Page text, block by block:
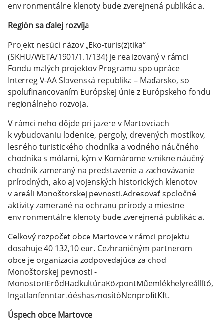
environmentálne klenoty bude zverejnená publikácia.
Región sa ďalej rozvíja
Projekt nesúci názov „Eko-turis(z)tika“
(SKHU/WETA/1901/1.1/134) je realizovaný v rámci
Fondu malých projektov Programu spolupráce
Interreg V-AA Slovenská republika – Maďarsko, so
spolufinancovaním Európskej únie z Európskeho fondu
regionálneho rozvoja.
V rámci neho dôjde pri jazere v Martovciach
k vybudovaniu lodenice, pergoly, drevených mostíkov,
lesného turistického chodníka a vodného náučného
chodníka s mólami, kým v Komárome vznikne náučný
chodník zameraný na predstavenie a zachovávanie
prírodných, ako aj vojenských historických klenotov
v areáli Monoštorskej pevnosti.Adresovať spoločné
aktivity zamerané na ochranu prírody a miestne
environmentálne klenoty bude zverejnená publikácia.
Celkový rozpočet obce Martovce v rámci projektu
dosahuje 40 132,10 eur. Cezhraničným partnerom
obce je organizácia zodpovedajúca za chod
Monoštorskej pevnosti -
MonostoriErődHadkultúraKözpontMűemlékhelyreállító,
IngatlanfenntartóéshasznosítóNonprofitKft.
Úspech obce Martovce